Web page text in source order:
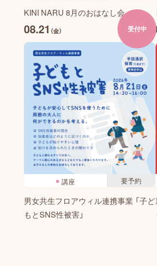
KINI NARU 8月のおはなし会
08.21 （金） 受付中
講座 要予約
男女共生フロアウィル連携事業 「子ど
もとSNS性被害」